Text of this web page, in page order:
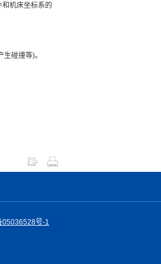
机床坐标系的
碰撞等)。
05036528号-1